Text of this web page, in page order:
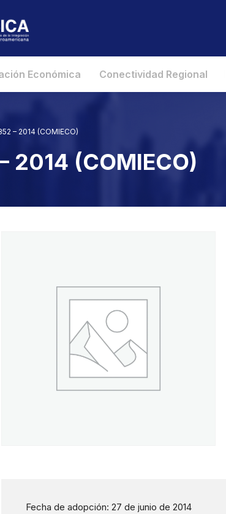
Económica Conectividad Regional
– 2014 (COMIECO)
2014 (COMIECO)
Fecha de adopción: 27 de junio de 2014